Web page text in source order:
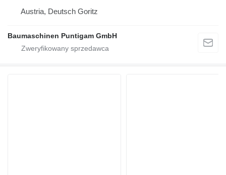
Austria, Deutsch Goritz
Baumaschinen Puntigam GmbH